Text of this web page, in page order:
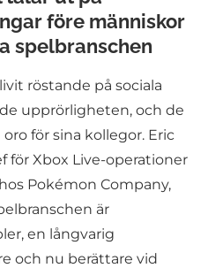
före människor
spelbranschen
röstande på sociala
upprörligheten, och de
för sina kollegor. Eric
för Xbox Live-operationer
Pokémon Company,
är
en långvarig
och nu berättare vid